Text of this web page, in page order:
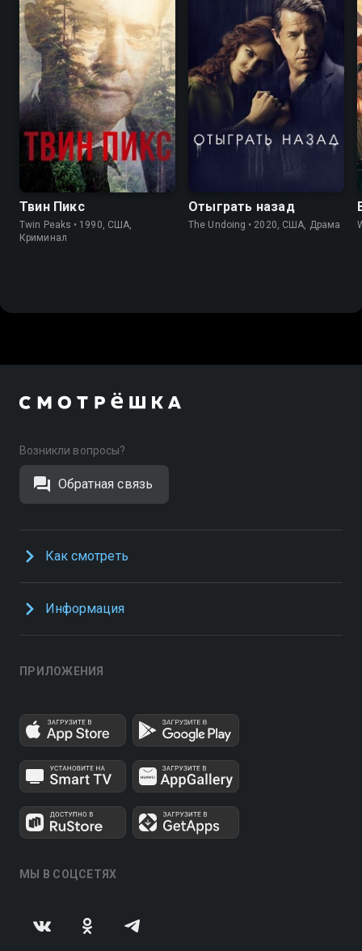
8.4 8.7
Твин Пикс
Twin Peaks • 1990, США,
Криминал
Отыграть назад
The Undoing • 2020, США, Драма
Возникли вопросы?
Обратная связь
Как смотреть
Информация
ПРИЛОЖЕНИЯ
МЫ В СОЦСЕТЯХ